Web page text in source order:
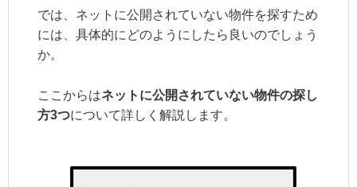
では、ネットに公開されていない物件を探すため
には、具体的にどのようにしたら良いのでしょう
か。
ここからはネットに公開されていない物件の探し
方3つについて詳しく解説します。